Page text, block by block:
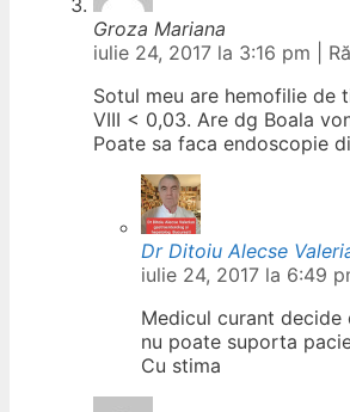
Groza Mariana
iulie 24, 2017 la 3:16 pm
Sotul meu are hemofilie de
VIII < 0,03. Are dg Boala
Poate sa faca endoscopie
Dr Ditoiu Alecse
iulie 24, 2017 la 6:49
Medicul curant decide
nu poate suporta
Cu stima